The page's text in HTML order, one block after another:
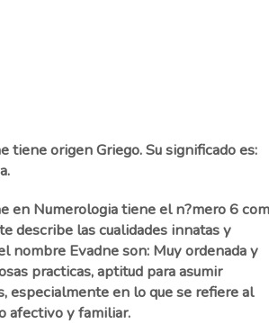
tiene origen Griego. Su significado es:
en Numerologia tiene el n?mero 6
describe las cualidades innatas y
nombre Evadne son: Muy ordenada y
practicas, aptitud para asumir
especialmente en lo que se refiere al
afectivo y familiar.